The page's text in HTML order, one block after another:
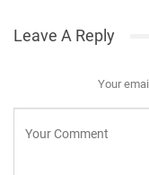
Leave A Reply
Your